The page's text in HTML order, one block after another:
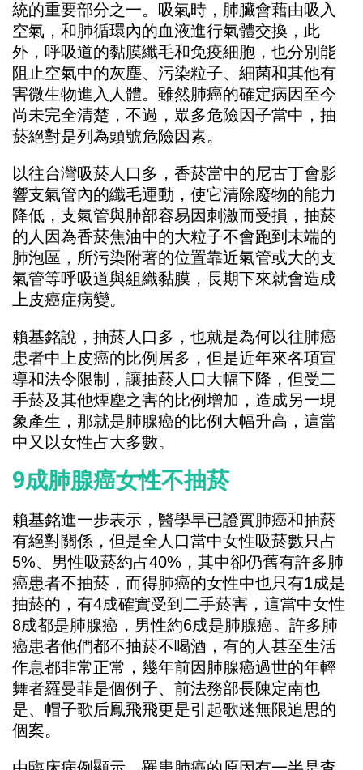
統的重要部分之一。吸氣時，肺臟會藉由吸入
空氣，和肺循環內的血液進行氣體交換，此
外，呼吸道的黏膜纖毛和免疫細胞，也分別能
阻止空氣中的灰塵、污染粒子、細菌和其他有
害微生物進入人體。雖然肺癌的確定病因至今
尚未完全清楚，不過，眾多危險因子當中，抽
菸絕對是列為頭號危險因素。
以往台灣吸菸人口多，香菸當中的尼古丁會影
響支氣管內的纖毛運動，使它清除廢物的能力
降低，支氣管與肺部容易因刺激而受損，抽菸
的人因為香菸焦油中的大粒子不會跑到末端的
肺泡區，所污染附著的位置靠近氣管或大的支
氣管等呼吸道與組織黏膜，長期下來就會造成
上皮癌症病變。
賴基銘說，抽菸人口多，也就是為何以往肺癌
患者中上皮癌的比例居多，但是近年來各項宣
導和法令限制，讓抽菸人口大幅下降，但受二
手菸及其他煙塵之害的比例增加，造成另一現
象產生，那就是肺腺癌的比例大幅升高，這當
中又以女性占大多數。
9成肺腺癌女性不抽菸
賴基銘進一步表示，醫學早已證實肺癌和抽菸
有絕對關係，但是全人口當中女性吸菸數只占
5%、男性吸菸約占40%，其中卻仍舊有許多肺
癌患者不抽菸，而得肺癌的女性中也只有1成是
抽菸的，有4成確實受到二手菸害，這當中女性
8成都是肺腺癌，男性約6成是肺腺癌。許多肺
癌患者他們都不抽菸不喝酒，有的人甚至生活
作息都非常正常，幾年前因肺腺癌過世的年輕
舞者羅曼菲是個例子、前法務部長陳定南也
是、帽子歌后鳳飛飛更是引起歌迷無限追思的
個案。